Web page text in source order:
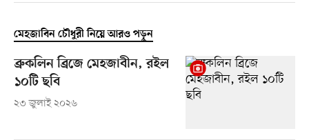
মেহজাবিন চৌধুরী নিয়ে আরও পড়ুন
ব্রুকলিন ব্রিজে মেহজাবীন, রইল
১০টি ছবি
২৩ জুলাই ২০২৬